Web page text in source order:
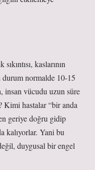
kaslarının
durum normalde 10-15
insan vücudu uzun süre
Kimi hastalar “bir anda
geriye doğru gidip
kalıyorlar. Yani bu
duygusal bir engel